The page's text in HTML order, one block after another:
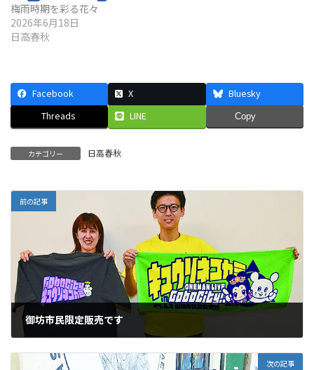
梅雨時期を彩る花々
2026年6月18日
日高春秋
Facebook X
Bluesky
Threads
LINE Copy
カテゴリー 日高春秋
前の記事
御坊市民限定販売です
次の記事